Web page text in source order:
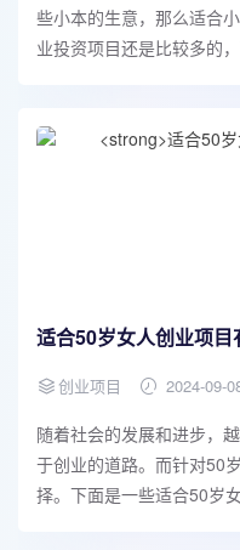
些小本的生意，那么适合
业投资项目还是比较多的
适合50岁女人创业项目
创业项目 2024-09-
随着社会的发展和进步，
于创业的道路。而针对50
择。下面是一些适合50岁